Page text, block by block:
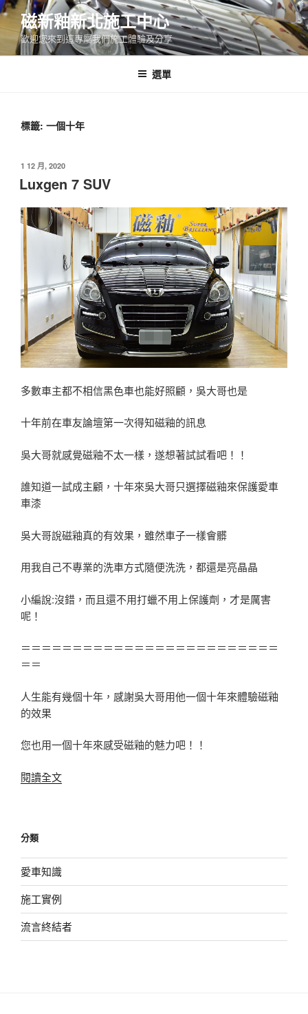
跳
要
磁新釉新北施工中心
歡迎您來到這專屬我們施工體驗及分享
選單
標籤: 一個十年
發
佈
於
1 12 月, 2020
Luxgen 7 SUV
多數車主都不相信黑色車也能好照顧，吳大哥也是
十年前在車友論壇第一次得知磁釉的訊息
吳大哥就感覺磁釉不太一樣，遂想著試試看吧！！
誰知道一試成主顧，十年來吳大哥只選擇磁釉來保護愛車
車漆
吳大哥說磁釉真的有效果，雖然車子一樣會髒
用我自己不專業的洗車方式隨便洗洗，都還是亮晶晶
小編說:沒錯，而且還不用打蠟不用上保護劑，才是厲害
呢！
＝＝＝＝＝＝＝＝＝＝＝＝＝＝＝＝＝＝＝＝＝＝＝＝＝
＝＝
人生能有幾個十年，感謝吳大哥用他一個十年來體驗磁釉
的效果
您也用一個十年來感受磁釉的魅力吧！！
閱讀全文〈Luxgen
分類
愛車知識
施工實例
流言終結者